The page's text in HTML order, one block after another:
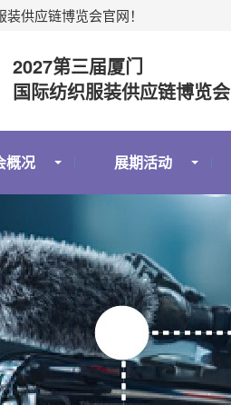
供应链博览会官网！
2027第三届厦门
国际纺织服装供应链博览会
概况 展期活动